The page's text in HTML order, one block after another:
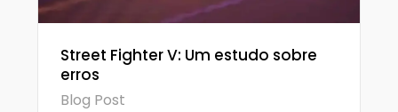
Street Fighter V: Um estudo sobre
erros
Blog Post